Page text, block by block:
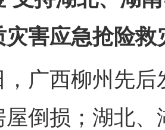
灾害应急抢险救
西柳州先后
屋倒损；湖北